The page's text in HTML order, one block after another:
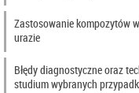
Zastosowanie kompozytów
urazie
Błędy diagnostyczne oraz
studium wybranych